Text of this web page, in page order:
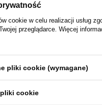
cookie w celu realizacji usług
przeglądarce. Więcej
pliki cookie (wymagane)
cookie